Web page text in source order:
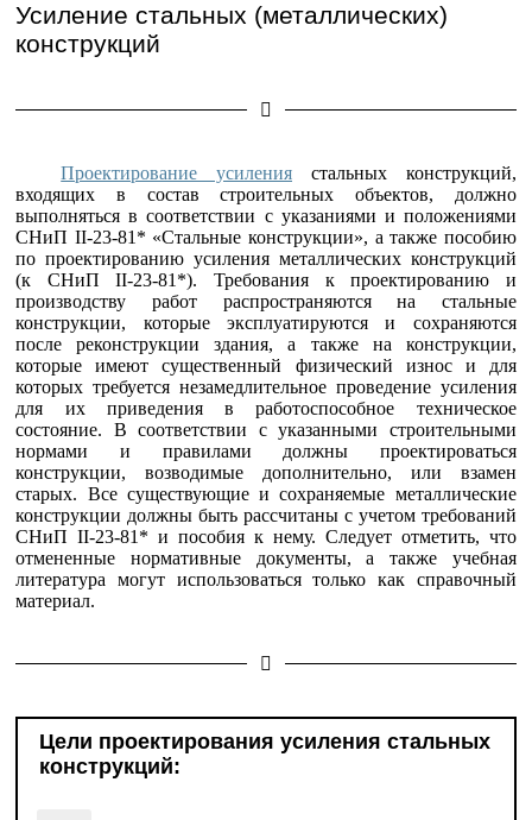
Усиление стальных (металлических)
конструкций
Проектирование усиления стальных конструкций,
входящих в состав строительных объектов, должно
выполняться в соответствии с указаниями и положениями
СНиП II-23-81* «Стальные конструкции», а также пособию
по проектированию усиления металлических конструкций
(к СНиП II-23-81*). Требования к проектированию и
производству работ распространяются на стальные
конструкции, которые эксплуатируются и сохраняются
после реконструкции здания, а также на конструкции,
которые имеют существенный физический износ и для
которых требуется незамедлительное проведение усиления
для их приведения в работоспособное техническое
состояние. В соответствии с указанными строительными
нормами и правилами должны проектироваться
конструкции, возводимые дополнительно, или взамен
старых. Все существующие и сохраняемые металлические
конструкции должны быть рассчитаны с учетом требований
СНиП II-23-81* и пособия к нему. Следует отметить, что
отмененные нормативные документы, а также учебная
литература могут использоваться только как справочный
материал.
Цели проектирования усиления стальных
конструкций: